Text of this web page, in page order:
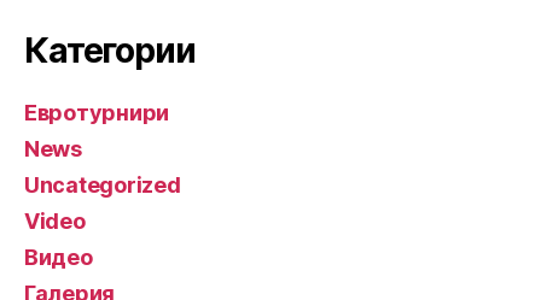
Категории
Евротурнири
News
Uncategorized
Video
Видео
Галерия